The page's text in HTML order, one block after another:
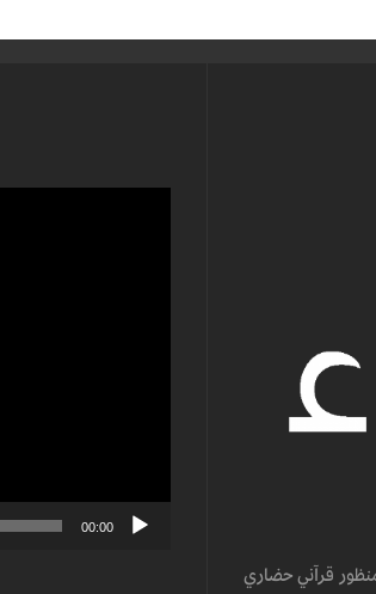
قرآني حضاري
00:00